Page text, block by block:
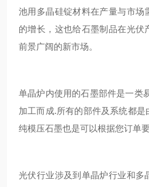
池用多晶硅锭材料在产量与市场
的增长，这也给石墨制品在光伏
前景广阔的新市场。
单晶炉内使用的石墨部件是一类
加工而成.所有的部件及系统都
纯模压石墨也是可以根据您订单要
光伏行业涉及到单晶炉行业和多